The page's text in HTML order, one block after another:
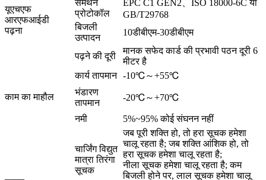
यूएचएफ
आरएफआईडी
पढ़ना
समर्थन
प्रोटोकॉल
EPC C1 GEN2、ISO 18000-6C या
GB/T29768
बिजली
उत्पादन
10डीबीएम-30डीबीएम
पढ़ने की दूरी
मानक सफेद कार्ड की प्रभावी पठन दूरी 6
मीटर है
काम का माहौल
कार्य तापमान -10℃～+55℃
भंडारण
तापमान
-20℃～+70℃
नमी 5%~95% कोई संघनन नहीं
चार्जिंग विद्युत
मात्रा तिरंगा
सूचक
जब पूरी शक्ति हो, तो हरा सूचक हमेशा
चालू रहता है; जब शक्ति आंशिक हो, तो
हरा सूचक हमेशा चालू रहता है;
नीला सूचक हमेशा चालू रहता है; कम
बिजली होने पर, लाल सूचक हमेशा चालू